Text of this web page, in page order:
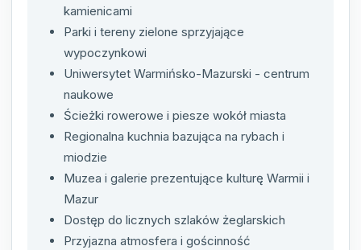
kamienicami
Parki i tereny zielone sprzyjające
wypoczynkowi
Uniwersytet Warmińsko-Mazurski - centrum
naukowe
Ścieżki rowerowe i piesze wokół miasta
Regionalna kuchnia bazująca na rybach i
miodzie
Muzea i galerie prezentujące kulturę Warmii i
Mazur
Dostęp do licznych szlaków żeglarskich
Przyjazna atmosfera i gościnność